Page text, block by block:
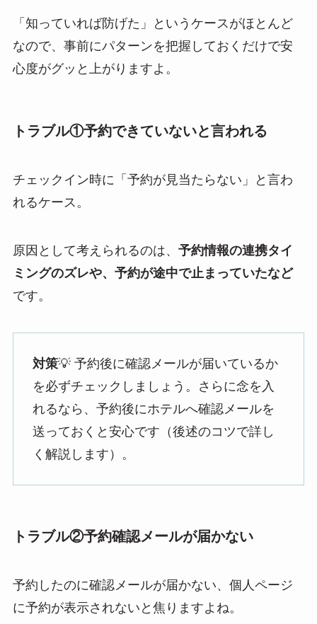
「知っていれば防げた」というケースがほとんど
なので、事前にパターンを把握しておくだけで安
心度がグッと上がりますよ。
トラブル①予約できていないと言われる
チェックイン時に「予約が見当たらない」と言わ
れるケース。
原因として考えられるのは、 予約情報の連携タイ
ミングのズレや、予約が途中で止まっていたなど
です。
対策💡 予約後に確認メールが届いているか
を必ずチェックしましょう。さらに念を入
れるなら、予約後にホテルへ確認メールを
送っておくと安心です（後述のコツで詳し
く解説します）。
トラブル②予約確認メールが届かない
予約したのに確認メールが届かない、個人ページ
に予約が表示されないと焦りますよね。